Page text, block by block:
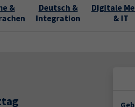
&
Deutsch &
Integration
Digitale
& IT